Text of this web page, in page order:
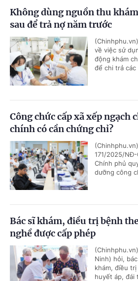
Không dùng nguồn thu
sau để trả nợ năm trước
về việc sử
động khám
để chi trả các
Công chức cấp xã xếp ngạch
chính có cần chứng chỉ?
171/2025/
Chính phủ
dưỡng công
Bác sĩ khám, điều trị bệnh
nghề được cấp phép
Ninh) hỏi,
khám, điều
huyết áp, đái